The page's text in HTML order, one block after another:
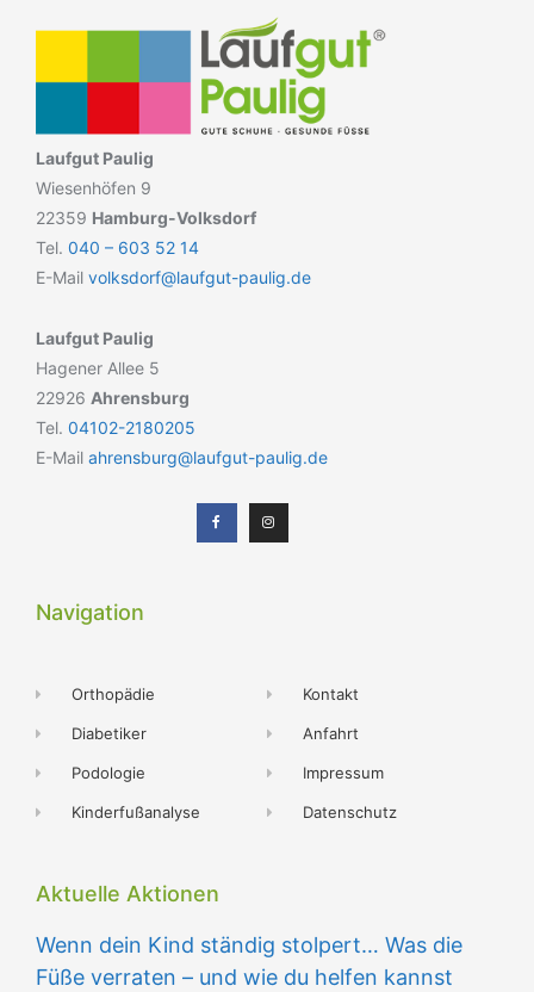
Laufgut Paulig
Wiesenhöfen 9
22359 Hamburg-Volksdorf
Tel. 040 – 603 52 14
E-Mail volksdorf@laufgut-paulig.de
Laufgut Paulig
Hagener Allee 5
22926 Ahrensburg
Tel. 04102-2180205
E-Mail ahrensburg@laufgut-paulig.de
Navigation
Orthopädie
Diabetiker
Podologie
Kinderfußanalyse
Kontakt
Anfahrt
Impressum
Datenschutz
Aktuelle Aktionen
Wenn dein Kind ständig stolpert… Was die
Füße verraten – und wie du helfen kannst